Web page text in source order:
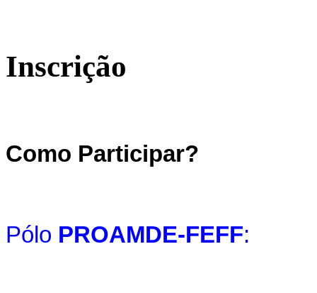
Inscrição
Como Participar?
Pólo PROAMDE-FEFF: